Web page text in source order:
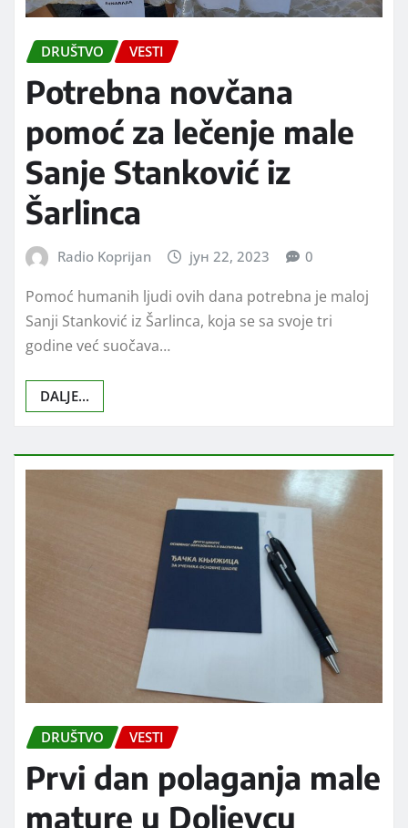
DRUŠTVO VESTI
Potrebna novčana
pomoć za lečenje male
Sanje Stanković iz
Šarlinca
Radio Koprijan јун 22, 2023 0
Pomoć humanih ljudi ovih dana potrebna je maloj
Sanji Stanković iz Šarlinca, koja se sa svoje tri
godine već suočava…
DALJE...
DRUŠTVO VESTI
Prvi dan polaganja male
mature u Doljevcu